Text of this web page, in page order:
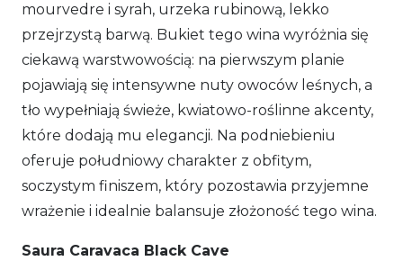
mourvedre i syrah, urzeka rubinową, lekko
przejrzystą barwą. Bukiet tego wina wyróżnia się
ciekawą warstwowością: na pierwszym planie
pojawiają się intensywne nuty owoców leśnych, a
tło wypełniają świeże, kwiatowo-roślinne akcenty,
które dodają mu elegancji. Na podniebieniu
oferuje południowy charakter z obfitym,
soczystym finiszem, który pozostawia przyjemne
wrażenie i idealnie balansuje złożoność tego wina.
Saura Caravaca Black Cave